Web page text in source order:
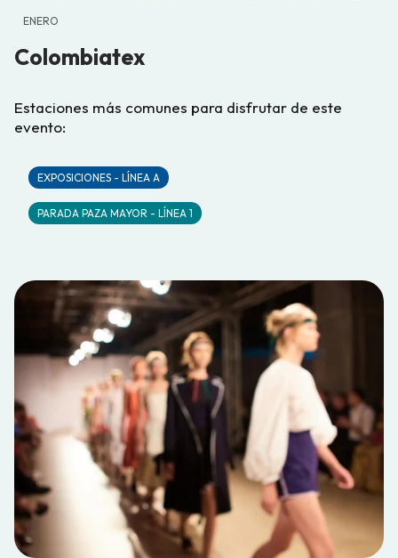
ENERO
Colombiatex
Estaciones más comunes para disfrutar de este
evento:
EXPOSICIONES - LÍNEA A
PARADA PAZA MAYOR - LÍNEA 1